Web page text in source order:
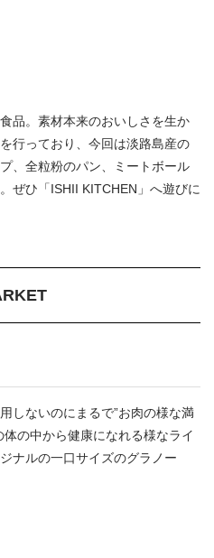
品。素材本来のおいしさを生か
行っており、今回は淡路島産の
、全粒粉のパン、ミートボール
ぜひ「ISHII KITCHEN」へ遊びに
しないのにまるで”お肉の様な満
の中から健康になれる様なライ
ナルの一口サイズのグラノー